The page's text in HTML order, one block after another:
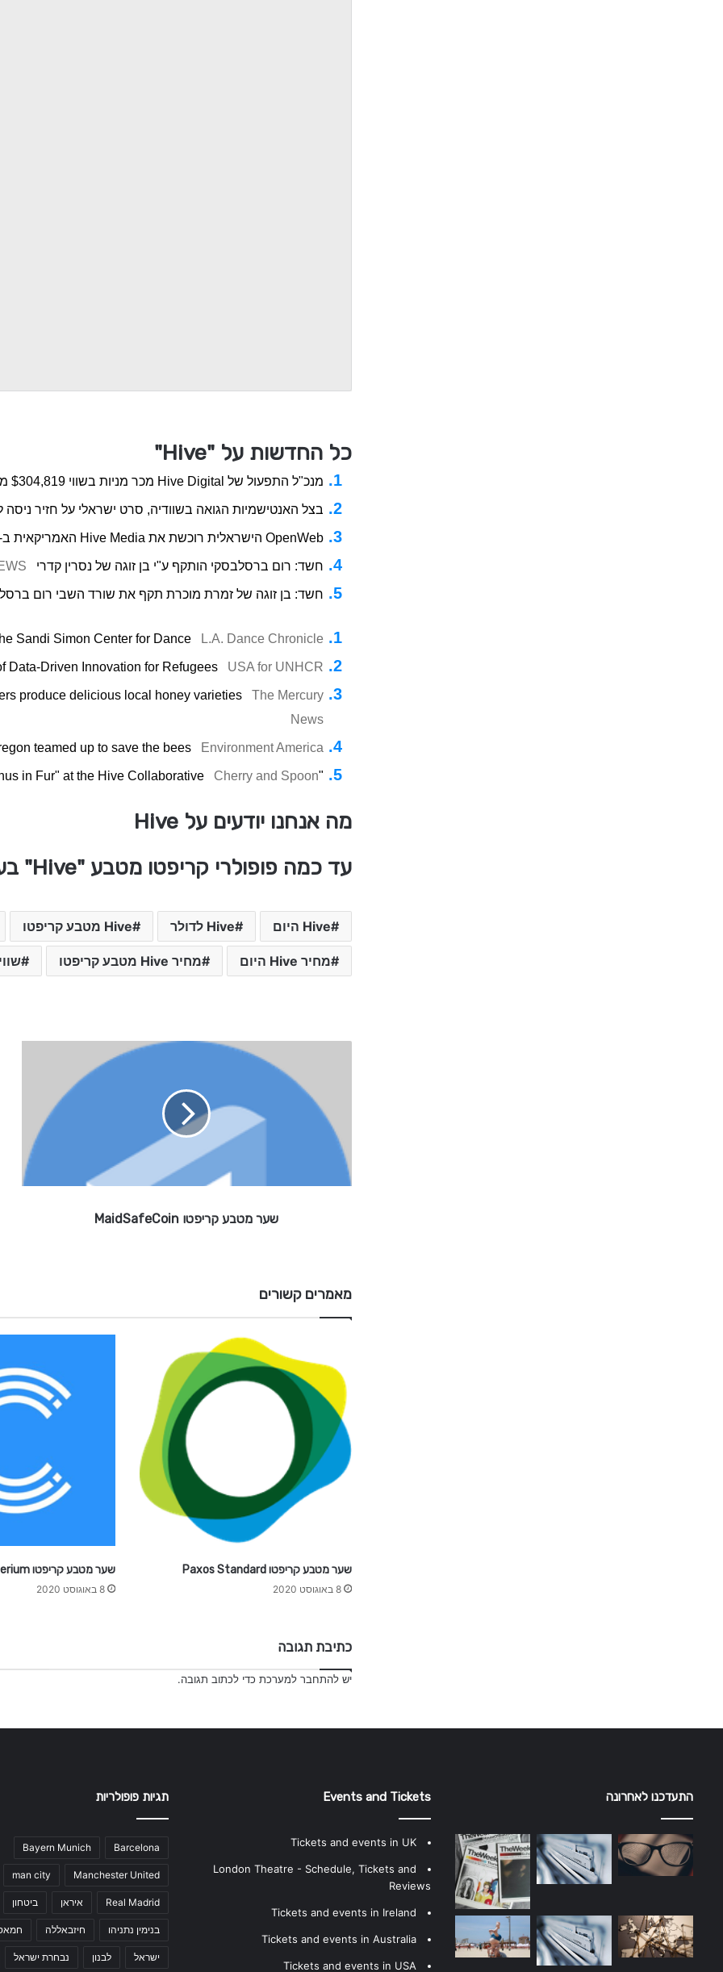
כל החדשות על "Hive"
מנכ"ל התפעול של Hive Digital מכר מניות בשווי $304,819 מאת Investing.com
בצל האנטישמיות הגואה בשוודיה, סרט ישראלי על חזיר
OpenWeb הישראלית רוכשת את Hive Media האמריקאית ב- 60 מיליון דולר
חשד: רום ברסלבסקי הותקף ע"י בן זוגה של נסרין קדרי
חשד: בן זוגה של זמרת מוכרת תקף את שורד השבי רום
Sandi Simon Center for Dance L.A. Dance Chronicle
Data-Driven Innovation for Refugees USA for UNHCR
produce delicious local honey varieties
The Mercury
News
teamed up to save the bees Environment America
"Venus in Fur" at the Hive Collaborative
Cherry and Spoon
מה אנחנו יודעים על Hive
עד כמה פופולרי קריפטו מטבע "Hive" בעולם
Hive היום Hive לדולר Hive מטבע קריפטו
מחיר Hive היום מחיר Hive מטבע קריפטו שווי Hive היום
ק
ר
i
d
e
C
o
i
n
שער מטבע קריפטו MaidSafeCoin
מאמרים קשורים
שער מטבע קריפטו Paxos Standard
8 באוגוסט 2020
שער מטבע קריפטו Crypterium
8 באוגוסט 2020
כתיבת תגובה
ישלהתחבר למערכת כדי לכתוב תגובה.
התעדכנו לאחרונה Events and Tickets
Tickets and events in UK
London Theatre - Schedule, Tickets and
Reviews
Tickets and events in Ireland
Tickets and events in Australia
Tickets and events in USA
תגיות פופולריות
Barcelona
Bayern Munich
Manchester United
man city
Real Madrid איראן ביטחון
בנימין נתניהו חיזבאללה
ישראל לבנון נבחרת ישראל